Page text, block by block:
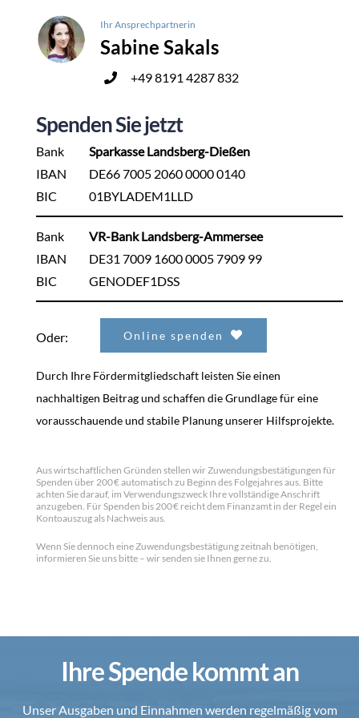
Ihr Ansprechpartnerin
Sabine Sakals
+49 8191 4287 832
Spenden Sie jetzt
Bank
IBAN
BIC
Sparkasse Landsberg-Dießen
DE66 7005 2060 0000 0140
01BYLADEM1LLD
Bank
IBAN
BIC
VR-Bank Landsberg-Ammersee
DE31 7009 1600 0005 7909 99
GENODEF1DSS
Oder: Online spenden
Durch Ihre Fördermitgliedschaft leisten Sie einen
nachhaltigen Beitrag und schaffen die Grundlage für eine
vorausschauende und stabile Planung unserer Hilfsprojekte.
Aus wirtschaftlichen Gründen stellen wir Zuwendungsbestätigungen für
Spenden über 200 € automatisch zu Beginn des Folgejahres aus. Bitte
achten Sie darauf, im Verwendungszweck Ihre vollständige Anschrift
anzugeben. Für Spenden bis 200 € reicht dem Finanzamt in der Regel ein
Kontoauszug als Nachweis aus.
Wenn Sie dennoch eine Zuwendungsbestätigung zeitnah benötigen,
informieren Sie uns bitte – wir senden sie Ihnen gerne zu.
Ihre Spende kommt an
Unser Ausgaben und Einnahmen werden regelmäßig vom